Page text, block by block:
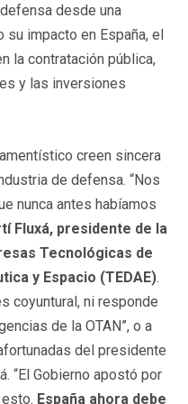
desde una
impacto en España, el
la contratación pública,
y las inversiones
creen sincera
de defensa. “Nos
nunca antes habíamos
Fluxá, presidente de la
Tecnológicas de
y Espacio (TEDAE).
coyuntural, ni responde
de la OTAN”, o a
del presidente
“El Gobierno apostó por
España ahora debe